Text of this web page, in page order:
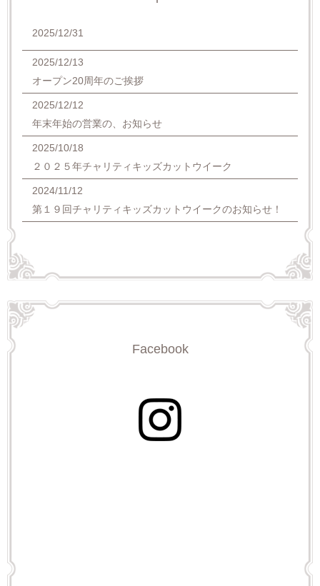
2025/12/31
2025/12/13
オープン20周年のご挨拶
2025/12/12
年末年始の営業の、お知らせ
2025/10/18
２０２５年チャリティキッズカットウイーク
2024/11/12
第１９回チャリティキッズカットウイークのお知らせ！
いて
ポイント付与改定のお知らせ
スタッフのマスク着用について…
2023年5月8日以降のマスク着用について
Facebook